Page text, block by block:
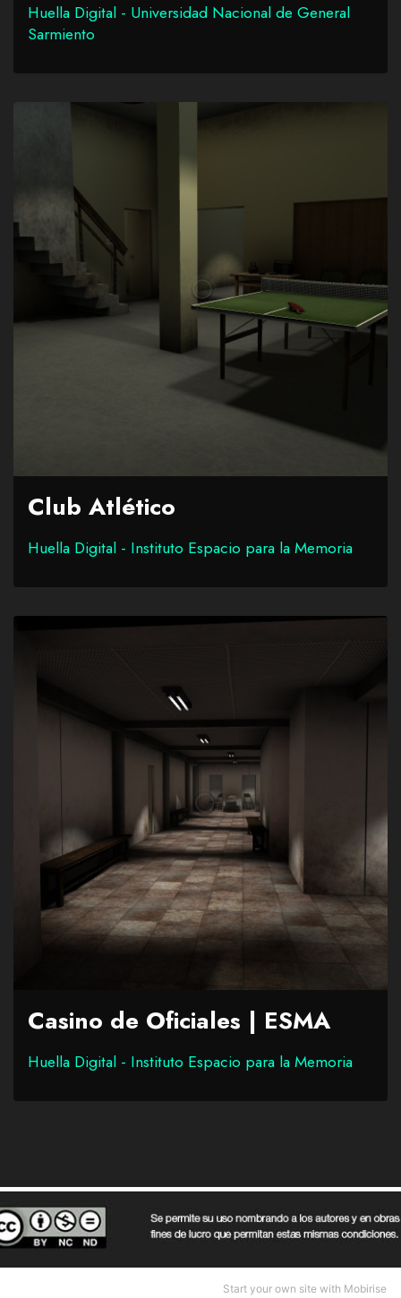
Huella Digital - Universidad Nacional de General
Sarmiento
Club Atlético
Huella Digital - Instituto Espacio para la Memoria
Casino de Oficiales | ESMA
Huella Digital - Instituto Espacio para la Memoria
Start your own site with Mobirise